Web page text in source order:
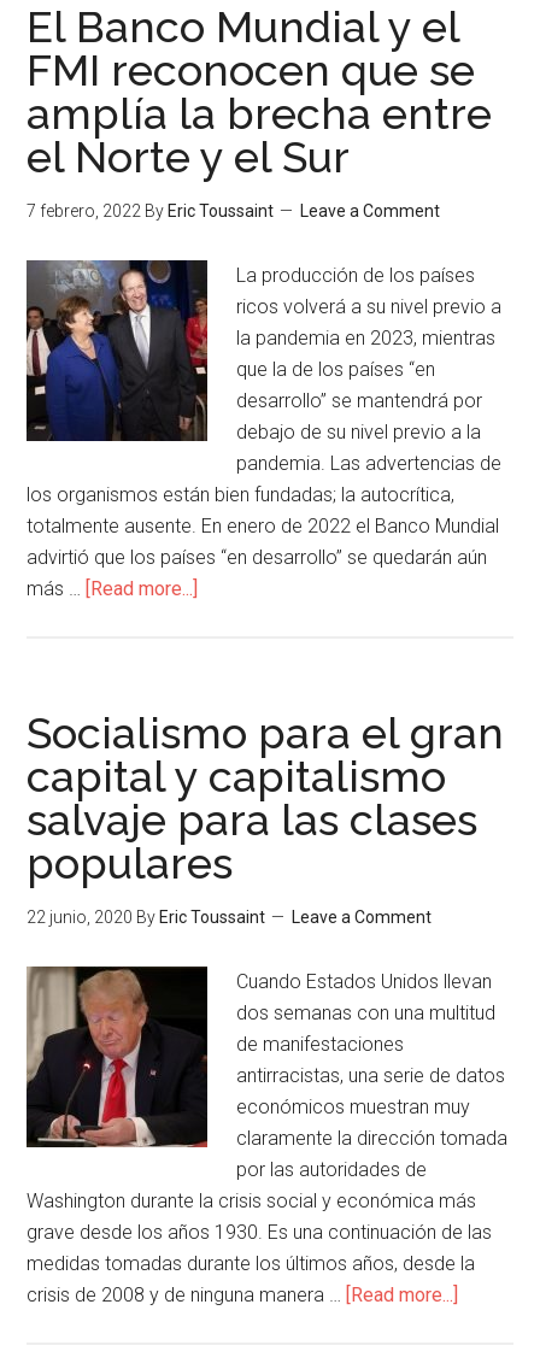
El Banco Mundial y el
FMI reconocen que se
amplía la brecha entre
el Norte y el Sur
7 febrero, 2022 By Eric Toussaint Leave a Comment
La producción de los países
ricos volverá a su nivel previo a
la pandemia en 2023, mientras
que la de los países “en
desarrollo” se mantendrá por
debajo de su nivel previo a la
pandemia. Las advertencias de
los organismos están bien fundadas; la autocrítica,
totalmente ausente. En enero de 2022 el Banco Mundial
advirtió que los países “en desarrollo” se quedarán aún
más … [Read more...]
Socialismo para el gran
capital y capitalismo
salvaje para las clases
populares
22 junio, 2020 By Eric Toussaint Leave a Comment
Cuando Estados Unidos llevan
dos semanas con una multitud
de manifestaciones
antirracistas, una serie de datos
económicos muestran muy
claramente la dirección tomada
por las autoridades de
Washington durante la crisis social y económica más
grave desde los años 1930. Es una continuación de las
medidas tomadas durante los últimos años, desde la
crisis de 2008 y de ninguna manera … [Read more...]